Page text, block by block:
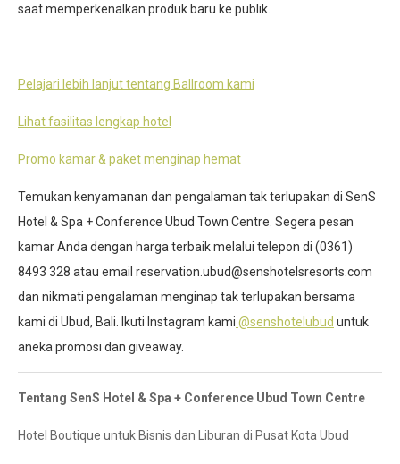
saat memperkenalkan produk baru ke publik.
Pelajari lebih lanjut tentang Ballroom kami
Lihat fasilitas lengkap hotel
Promo kamar & paket menginap hemat
Temukan kenyamanan dan pengalaman tak terlupakan di SenS
Hotel & Spa + Conference Ubud Town Centre. Segera pesan
kamar Anda dengan harga terbaik melalui telepon di (0361)
8493 328 atau email reservation.ubud@senshotelsresorts.com
dan nikmati pengalaman menginap tak terlupakan bersama
kami di Ubud, Bali. Ikuti Instagram kami @senshotelubud untuk
aneka promosi dan giveaway.
Tentang SenS Hotel & Spa + Conference Ubud Town Centre
Hotel Boutique untuk Bisnis dan Liburan di Pusat Kota Ubud